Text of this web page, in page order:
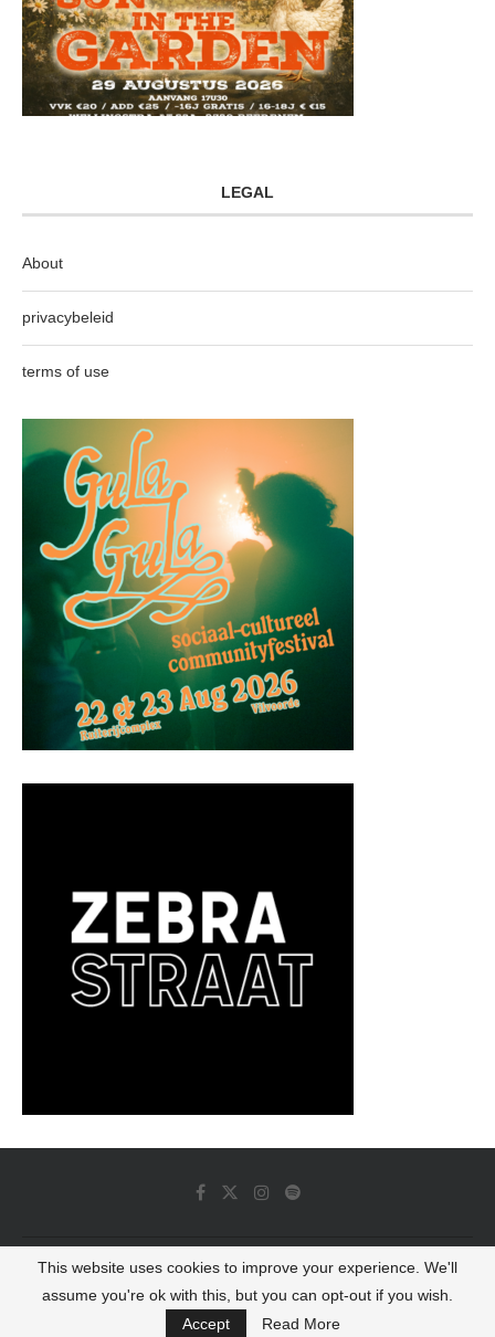
LEGAL
About
privacybeleid
terms of use
© 2022 - Luminous Dash All Rights Reserved
BACK TO TOP
This website uses cookies to improve your experience. We'll
assume you're ok with this, but you can opt-out if you wish.
Accept
Read More